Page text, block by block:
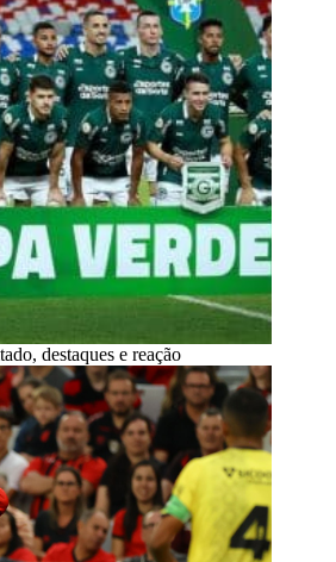
destaques e reação